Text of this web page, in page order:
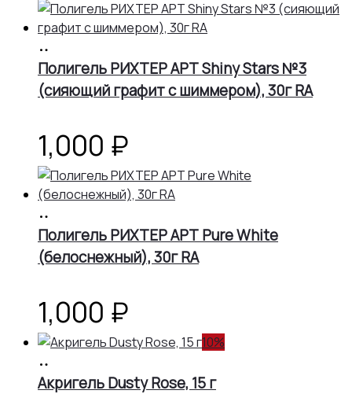
цена
составляла
1,200 ₽.
цена:
1,080 ₽.
корзину
Полигель РИХТЕР АРТ Shiny Stars №3
(сияющий графит с шиммером), 30г RA
1,000 ₽
корзину
Полигель РИХТЕР АРТ Pure White
(белоснежный), 30г RA
1,000 ₽
10%
корзину
Акригель Dusty Rose, 15 г